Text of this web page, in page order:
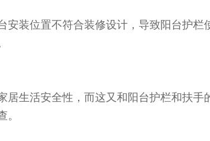
装位置不符合装修设计，导致阳台护栏
生活安全性，而这又和阳台护栏和扶手